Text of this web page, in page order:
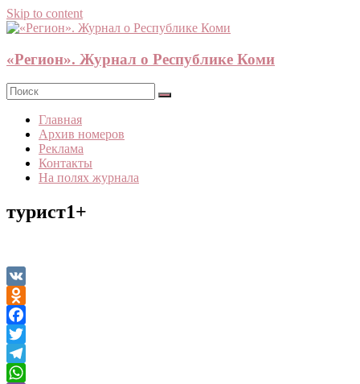
Skip to content
«Регион». Журнал о Республике Коми
Главная
Архив номеров
Реклама
Контакты
На полях журнала
турист1+
VK
Odnoklassniki
Facebook
Twitter
Telegram